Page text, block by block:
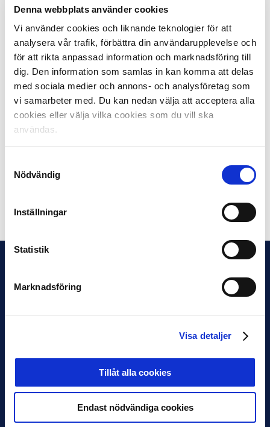
Denna webbplats använder cookies
Vi använder cookies och liknande teknologier för att
analysera vår trafik, förbättra din användarupplevelse och
för att rikta anpassad information och marknadsföring till
dig. Den information som samlas in kan komma att delas
med sociala medier och annons- och analysföretag som
vi samarbeter med. Du kan nedan välja att acceptera alla
cookies eller välja vilka cookies som du vill ska
användas.
Nödvändig
Inställningar
Statistik
Marknadsföring
Visa detaljer
Tillåt alla cookies
Endast nödvändiga cookies
samband med årsmötet den 21 mars.
Hedersledamöter Svensk Elitfotboll
Lars-Christer Olsson, Lund
Björn Ahlberg, Norrköping
Lars Appelqvist, Stockholm
Kenneth Håkansson, Landskrona
Rose-Marie Frebran, Örebro
Tommy Theorin, Malmö
Suzanne Hellström, Degerfors IF
Dela på Twitter